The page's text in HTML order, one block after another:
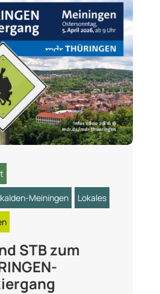
Meiningen Lokales
STB zum